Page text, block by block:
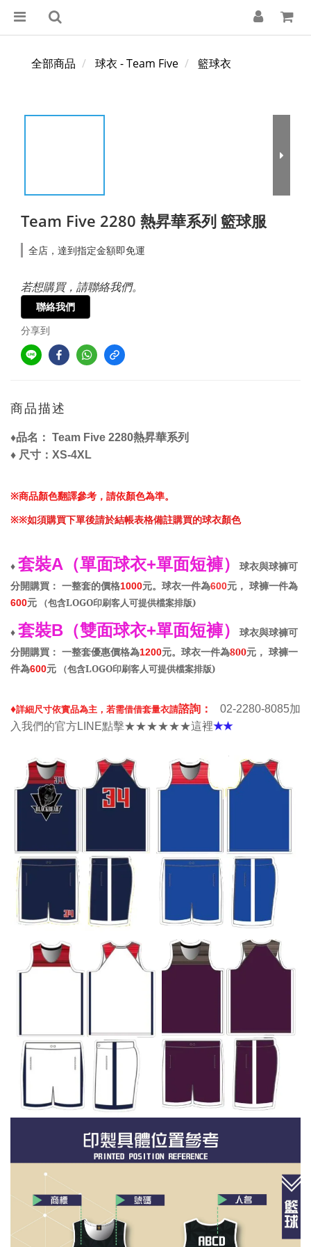
全部商品 球衣 - Team Five 籃球衣
Team Five 2280 熱昇華系列 籃球服
全店，達到指定金額即免運
若想購買，請聯絡我們。
聯絡我們
分享到
商品描述
♦品名 ： Team Five 2280熱昇華系列
♦ 尺寸 ：XS-4XL
※商品顏色翻譯參考，請依顏色為準。
※※如須購買下單後請於結帳表格備註購買的球衣顏色
♦ 套裝A（單面球衣+單面短褲）
球衣與球褲可
分開購買 ： 一整套的價格1000元。 球衣一件為600元 ， 球褲一件為
600元 （包含LOGO印刷客人可提供檔案排版)
♦ 套裝B（雙面球衣+單面短褲）
球衣與球褲可
分開購買 ： 一整套優惠價格為1200元。 球衣一件為800元 ， 球褲一
件為600元 （包含LOGO印刷客人可提供檔案排版)
♦詳細尺寸依實品為主 ， 若需借借套量衣請諮詢 ：
02-2280-8085加
入我們的官方LINE點擊★★★★★★這裡★★